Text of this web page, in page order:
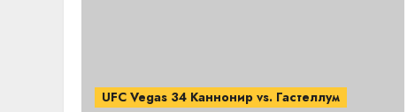
UFC Vegas 34 Каннонир vs. Гастеллум